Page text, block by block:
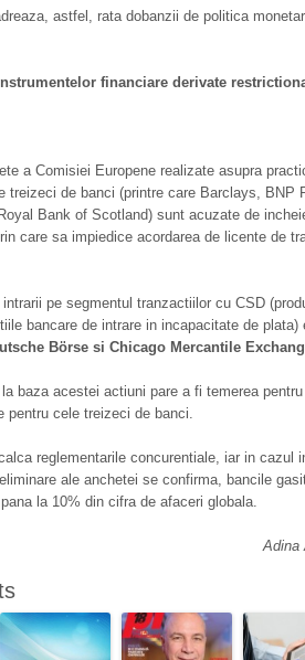
astfel, rata dobanzii de politica
financiare derivate
a Comisiei Europene realizate asupra
treizeci de banci (printre care Barclays, BNP
Bank of Scotland) sunt acuzate de
care sa impiedice acordarea de licente de
pe segmentul tranzactiilor cu CSD
bancare de intrare in incapacitate de plata)
Börse si Chicago Mercantile
baza acestei actiuni pare a fi temerea
pentru cele treizeci de banci.
reglementarile concurentiale, iar in cazul
ale anchetei se confirma, bancile
la 10% din cifra de afaceri globala.
Adina